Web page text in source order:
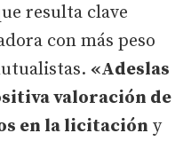
resulta clave
con más peso
«Adeslas
valoración de
en la licitación y